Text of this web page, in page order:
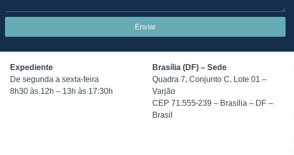
Enviar
Expediente
De segunda a sexta-feira
8h30 às 12h – 13h às 17:30h
Brasília (DF) – Sede
Quadra 7, Conjunto C, Lote 01 –
Varjão
CEP 71.555-239 – Brasília – DF –
Brasil